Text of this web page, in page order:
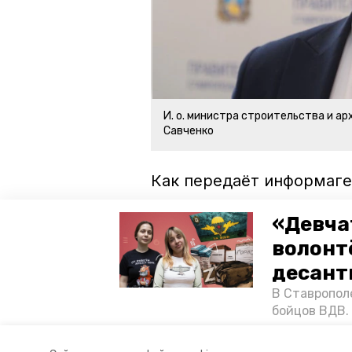
В
бойцов ВДВ.
И. о. министра строительства и
Савченко
Как передаёт
семей.
ставропольский край